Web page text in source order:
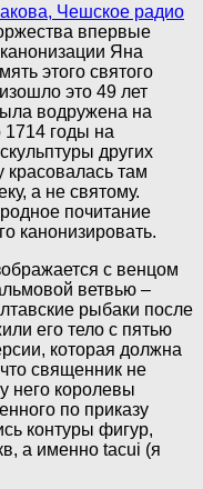
Чешское радио
впервые
Яна
этого святого
это 49 лет
водружена на
1714 годы на
других
там
а не святому.
почитание
канонизировать.
с венцом
ветвью –
рыбаки после
его тело с пятью
которая должна
священник не
него королевы
по приказу
контуры фигур,
а именно tacui (я